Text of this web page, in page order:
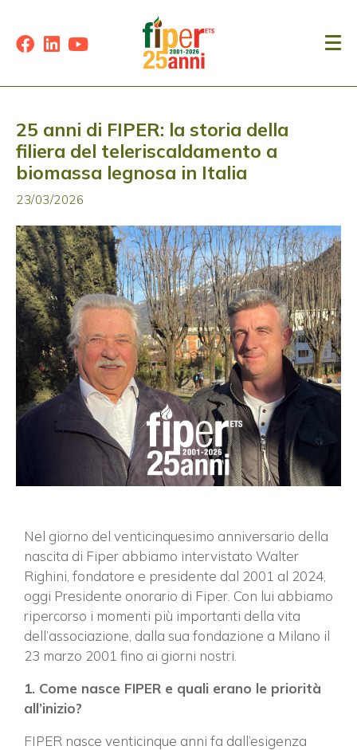
25 anni di FIPER: la storia della
filiera del teleriscaldamento a
biomassa legnosa in Italia
23/03/2026
Nel giorno del venticinquesimo anniversario della
nascita di Fiper abbiamo intervistato Walter
Righini, fondatore e presidente dal 2001 al 2024,
oggi Presidente onorario di Fiper. Con lui abbiamo
ripercorso i momenti più importanti della vita
dell’associazione, dalla sua fondazione a Milano il
23 marzo 2001 fino ai giorni nostri.
1. Come nasce FIPER e quali erano le priorità
all’inizio?
FIPER nasce venticinque anni fa dall’esigenza